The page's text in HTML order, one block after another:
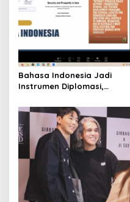
Bahasa Indonesia Jadi
Instrumen Diplomasi,
Budaya di Australia hingga